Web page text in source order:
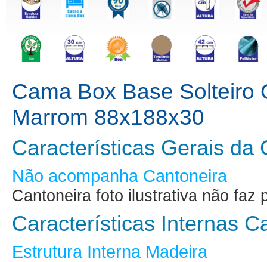
Cama Box Base Solteiro
Marrom 88x188x30
Características Gerais da
Não acompanha Cantoneira
Cantoneira foto ilustrativa não faz
Características Internas
Estrutura Interna Madeira